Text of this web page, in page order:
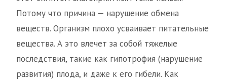
Потому что причина — нарушение обмена
веществ. Организм плохо усваивает питательные
вещества. А это влечет за собой тяжелые
последствия, такие как гипотрофия (нарушение
развития) плода, и даже к его гибели. Как